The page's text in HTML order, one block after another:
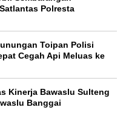
Polresta
Toipan Polisi
Cegah Api Meluas ke
Kinerja Bawaslu Sulteng
Banggai